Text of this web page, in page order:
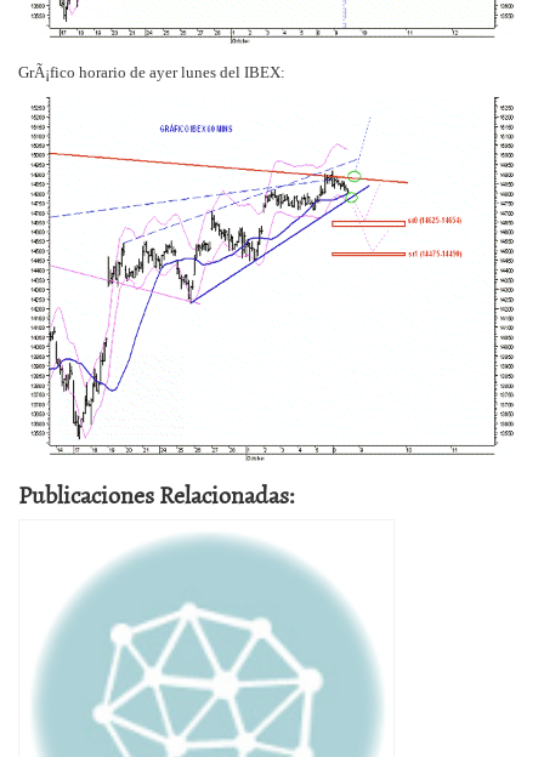
GrÃ¡fico horario de ayer lunes del IBEX:
Publicaciones Relacionadas: